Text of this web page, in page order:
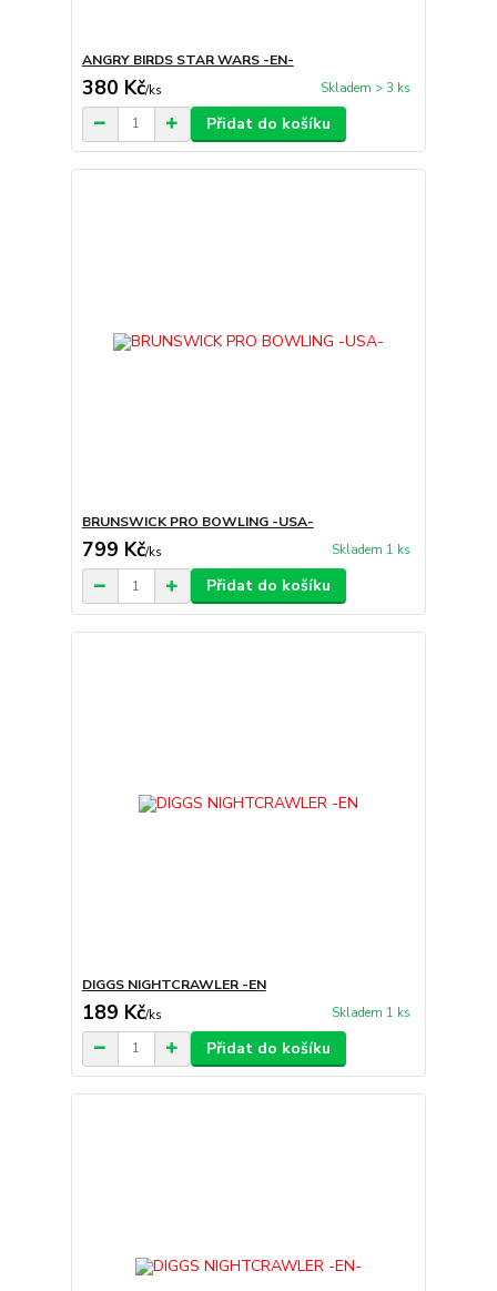
ANGRY BIRDS STAR WARS -EN-
380 Kč/ks Skladem > 3 ks
Přidat do košíku
BRUNSWICK PRO BOWLING -USA-
799 Kč/ks Skladem 1 ks
Přidat do košíku
DIGGS NIGHTCRAWLER -EN
189 Kč/ks Skladem 1 ks
Přidat do košíku